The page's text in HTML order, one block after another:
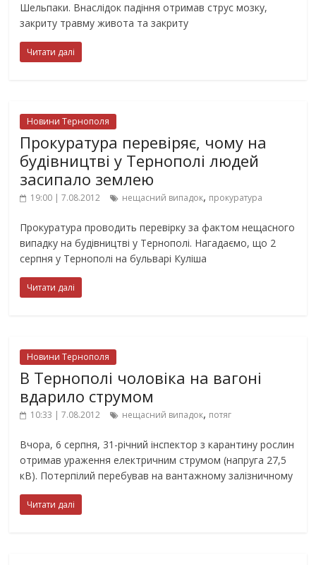
Шельпаки. Внаслідок падіння отримав струс мозку,
закриту травму живота та закриту
Читати далі
Новини Тернополя
Прокуратура перевіряє, чому на
будівництві у Тернополі людей
засипало землею
19:00 | 7.08.2012 нещасний випадок, прокуратура
Прокуратура проводить перевірку за фактом нещасного
випадку на будівництві у Тернополі. Нагадаємо, що 2
серпня у Тернополі на бульварі Куліша
Читати далі
Новини Тернополя
В Тернополі чоловіка на вагоні
вдарило струмом
10:33 | 7.08.2012 нещасний випадок, потяг
Вчора, 6 серпня, 31-річний інспектор з карантину рослин
отримав ураження електричним струмом (напруга 27,5
кВ). Потерпілий перебував на вантажному залізничному
Читати далі